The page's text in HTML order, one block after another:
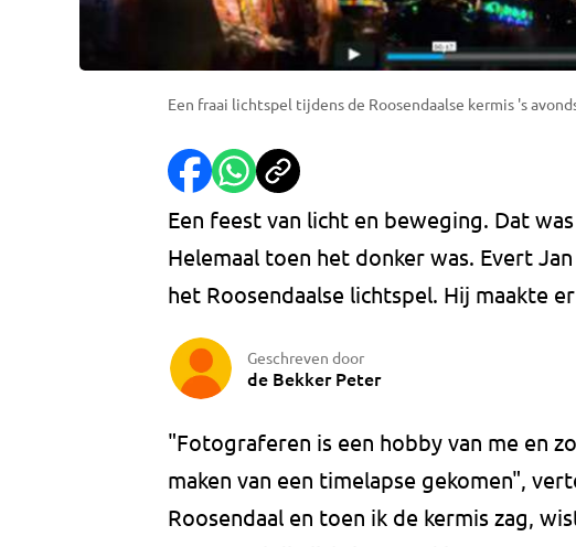
Een fraai lichtspel tijdens de Roosendaalse kermis 's
Een feest van licht en beweging. Dat
Helemaal toen het donker was. Evert
het Roosendaalse lichtspel. Hij maakte
Geschreven door
de Bekker Peter
"Fotograferen is een hobby van me en
maken van een timelapse gekomen",
Roosendaal en toen ik de kermis zag,